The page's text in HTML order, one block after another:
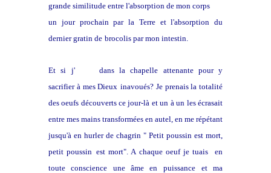
grande similitude entre l'absorption de mon corps
un jour prochain par la Terre et l'absorption du
dernier gratin de brocolis par mon intestin.
Et si j'allais
dans la chapelle attenante pour y
sacrifier à mes Dieux inavoués? Je prenais la totalité
des oeufs découverts ce jour-là et un à un les écrasait
entre mes mains transformées en autel, en me répétant
jusqu'à en hurler de chagrin " Petit poussin est mort,
petit poussin est mort". A chaque oeuf je tuais en
toute conscience une âme en
puissance et ma